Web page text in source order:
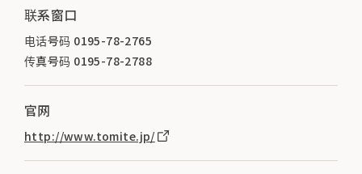
联系窗口
电话号码 0195-78-2765
传真号码 0195-78-2788
官网
http://www.tomite.jp/